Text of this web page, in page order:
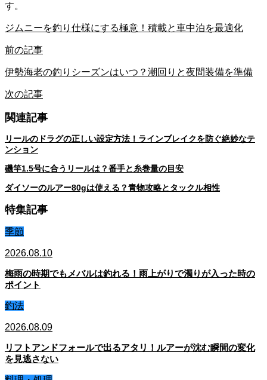
す。
ジムニーを釣り仕様にする極意！積載と車中泊を最適化
前の記事
伊勢海老の釣りシーズンはいつ？潮回りと夜間装備を準備
次の記事
関連記事
リールのドラグの正しい設定方法！ラインブレイクを防ぐ絶妙なテ
ンション
磯竿1.5号に合うリールは？番手と糸巻量の目安
ダイソーのルアー80gは使える？青物攻略とタックル相性
特集記事
季節
2026.08.10
梅雨の時期でもメバルは釣れる！雨上がりで濁りが入った時の
ポイント
釣法
2026.08.09
リフトアンドフォールで出るアタリ！ルアーが沈む瞬間の変化
を見逃さない